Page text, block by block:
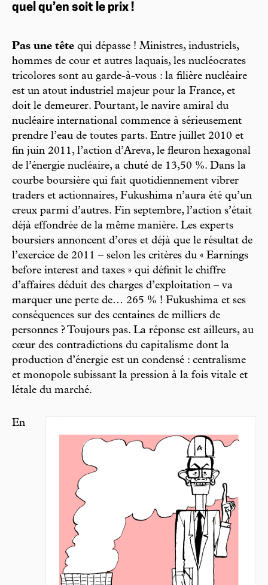
quel qu’en soit le prix !
Pas une tête qui dépasse ! Ministres, industriels,
hommes de cour et autres laquais, les nucléocrates
tricolores sont au garde-à-vous : la filière nucléaire
est un atout industriel majeur pour la France, et
doit le demeurer. Pourtant, le navire amiral du
nucléaire international commence à sérieusement
prendre l’eau de toutes parts. Entre juillet 2010 et
fin juin 2011, l’action d’Areva, le fleuron hexagonal
de l’énergie nucléaire, a chuté de 13,50 %. Dans la
courbe boursière qui fait quotidiennement vibrer
traders et actionnaires, Fukushima n’aura été qu’un
creux parmi d’autres. Fin septembre, l’action s’était
déjà effondrée de la même manière. Les experts
boursiers annoncent d’ores et déjà que le résultat de
l’exercice de 2011 – selon les critères du « Earnings
before interest and taxes » qui définit le chiffre
d’affaires déduit des charges d’exploitation – va
marquer une perte de… 265 % ! Fukushima et ses
conséquences sur des centaines de milliers de
personnes ? Toujours pas. La réponse est ailleurs, au
cœur des contradictions du capitalisme dont la
production d’énergie est un condensé : centralisme
et monopole subissant la pression à la fois vitale et
létale du marché.
En